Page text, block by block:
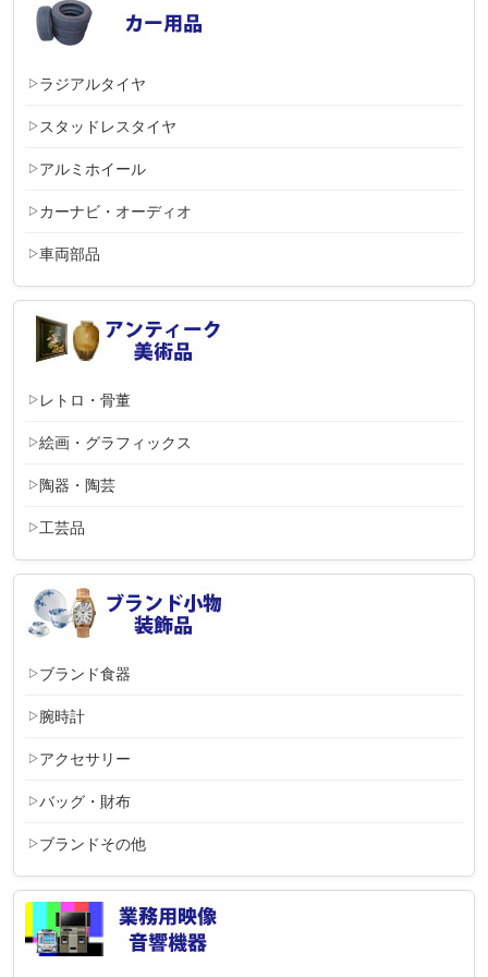
ラジアルタイヤ
スタッドレスタイヤ
アルミホイール
カーナビ・オーディオ
車両部品
レトロ・骨董
絵画・グラフィックス
陶器・陶芸
工芸品
ブランド食器
腕時計
アクセサリー
バッグ・財布
ブランドその他